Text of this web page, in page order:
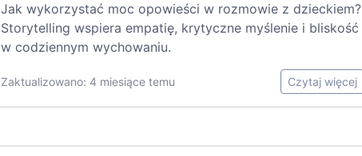
Jak wykorzystać moc opowieści w rozmowie z dzieckiem?
Storytelling wspiera empatię, krytyczne myślenie i bliskość
w codziennym wychowaniu.
Zaktualizowano: 4 miesiące temu Czytaj więcej